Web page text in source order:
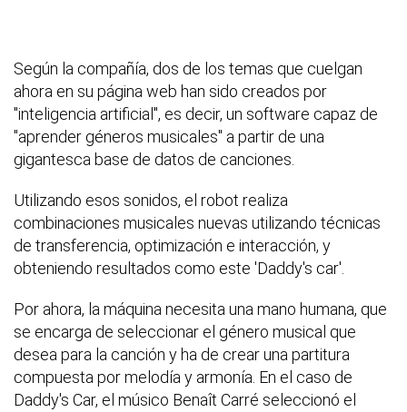
Según la compañía, dos de los temas que cuelgan
ahora en su página web han sido creados por
"inteligencia artificial", es decir, un software capaz de
"aprender géneros musicales" a partir de una
gigantesca base de datos de canciones.
Utilizando esos sonidos, el robot realiza
combinaciones musicales nuevas utilizando técnicas
de transferencia, optimización e interacción, y
obteniendo resultados como este 'Daddy's car'.
Por ahora, la máquina necesita una mano humana, que
se encarga de seleccionar el género musical que
desea para la canción y ha de crear una partitura
compuesta por melodía y armonía. En el caso de
Daddy's Car, el músico Benaît Carré seleccionó el